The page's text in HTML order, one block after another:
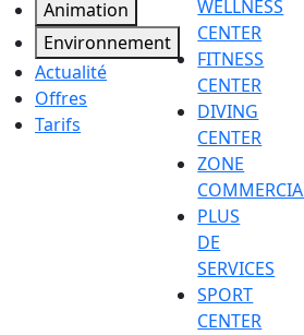
Animation
Environnement
Actualité
Offres
Tarifs
WELLNESS
CENTER
FITNESS
CENTER
DIVING
CENTER
ZONE
PLUS
DE
SERVICES
SPORT
CENTER